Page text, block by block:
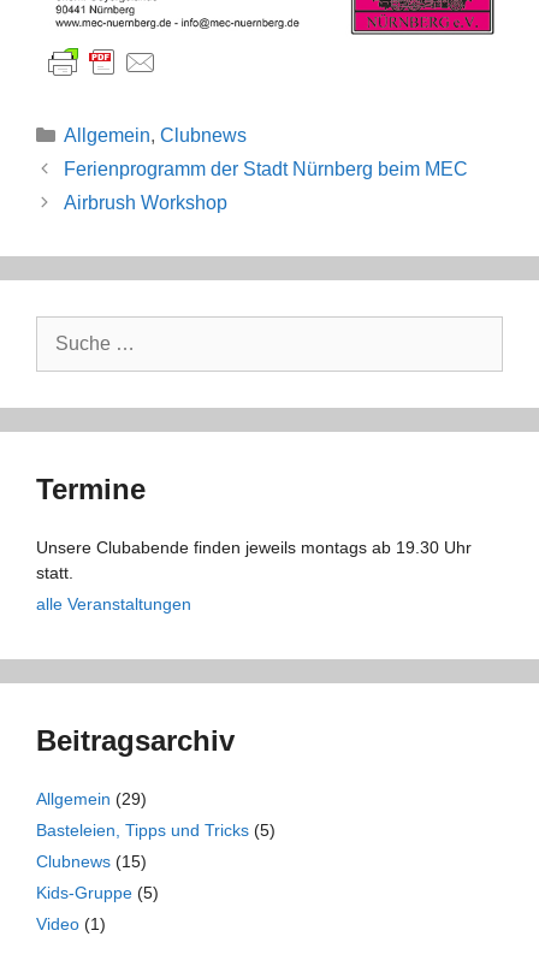
Kategorien
Allgemein, Clubnews
Ferienprogramm der Stadt Nürnberg beim MEC
Airbrush Workshop
nach:
Termine
Unsere Clubabende finden jeweils montags ab 19.30 Uhr
statt.
alle Veranstaltungen
Beitragsarchiv
Allgemein (29)
Basteleien, Tipps und Tricks (5)
Clubnews (15)
Kids-Gruppe (5)
Video (1)